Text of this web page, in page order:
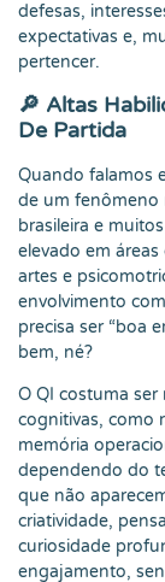
defesas,
expectativas e,
pertencer.
🔎 Altas
De Partida
Quando falamos
de um fenômeno
brasileira e
elevado em
artes e
envolvimento
precisa ser “boa
bem, né?
O QI costuma ser
cognitivas, como
memória
dependendo do
que não
criatividade,
curiosidade
engajamento,